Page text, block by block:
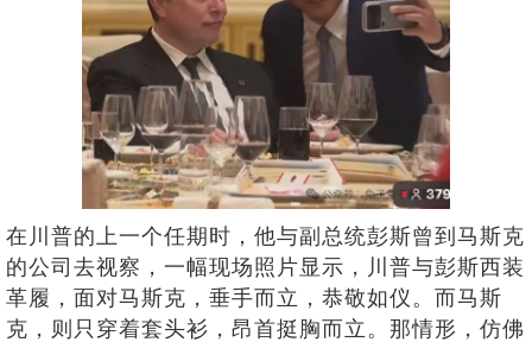
在川普的上一个任期时，他与副总统彭斯曾到马斯克
的公司去视察，一幅现场照片显示，川普与彭斯西装
革履，面对马斯克，垂手而立，恭敬如仪。而马斯
克，则只穿着套头衫，昂首挺胸而立。那情形，仿佛